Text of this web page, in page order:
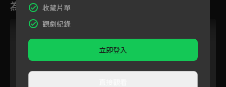
為您推薦收藏片單
觀劇紀錄
立即登入